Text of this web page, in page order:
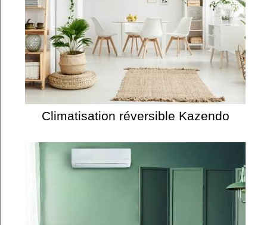
Climatisation réversible Kazendo